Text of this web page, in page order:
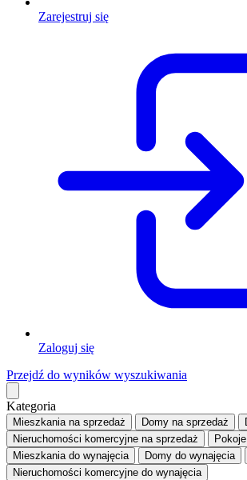
Zarejestruj się
Zaloguj się
Przejdź do wyników wyszukiwania
Kategoria
Mieszkaniana sprzedaż Domy na sprzedaż
Nieruchomości komercyjne na sprzedaż Pokoje
Mieszkaniado wynajęcia Domy do wynajęcia
Nieruchomości komercyjne do wynajęcia